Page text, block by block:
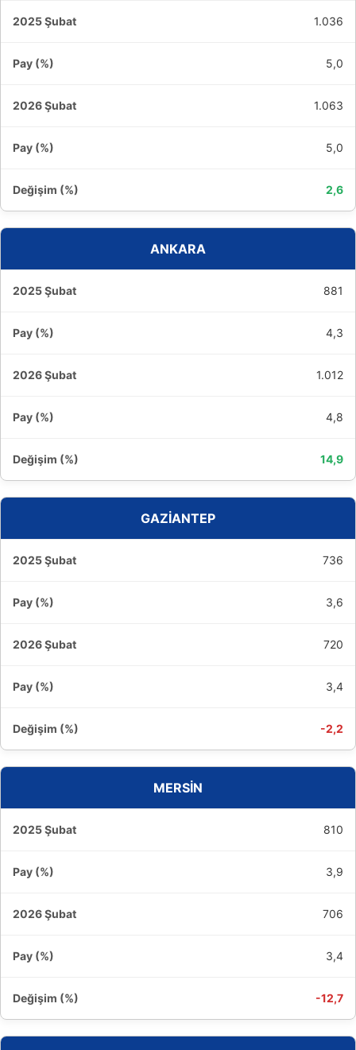
1.036
5,0
1.063
5,0
2,6
ANKARA
881
4,3
1.012
4,8
14,9
GAZİANTEP
736
3,6
720
3,4
-2,2
MERSİN
810
3,9
706
3,4
-12,7